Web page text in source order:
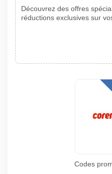
Découvrez des offres
réductions exclusives sur
Codes